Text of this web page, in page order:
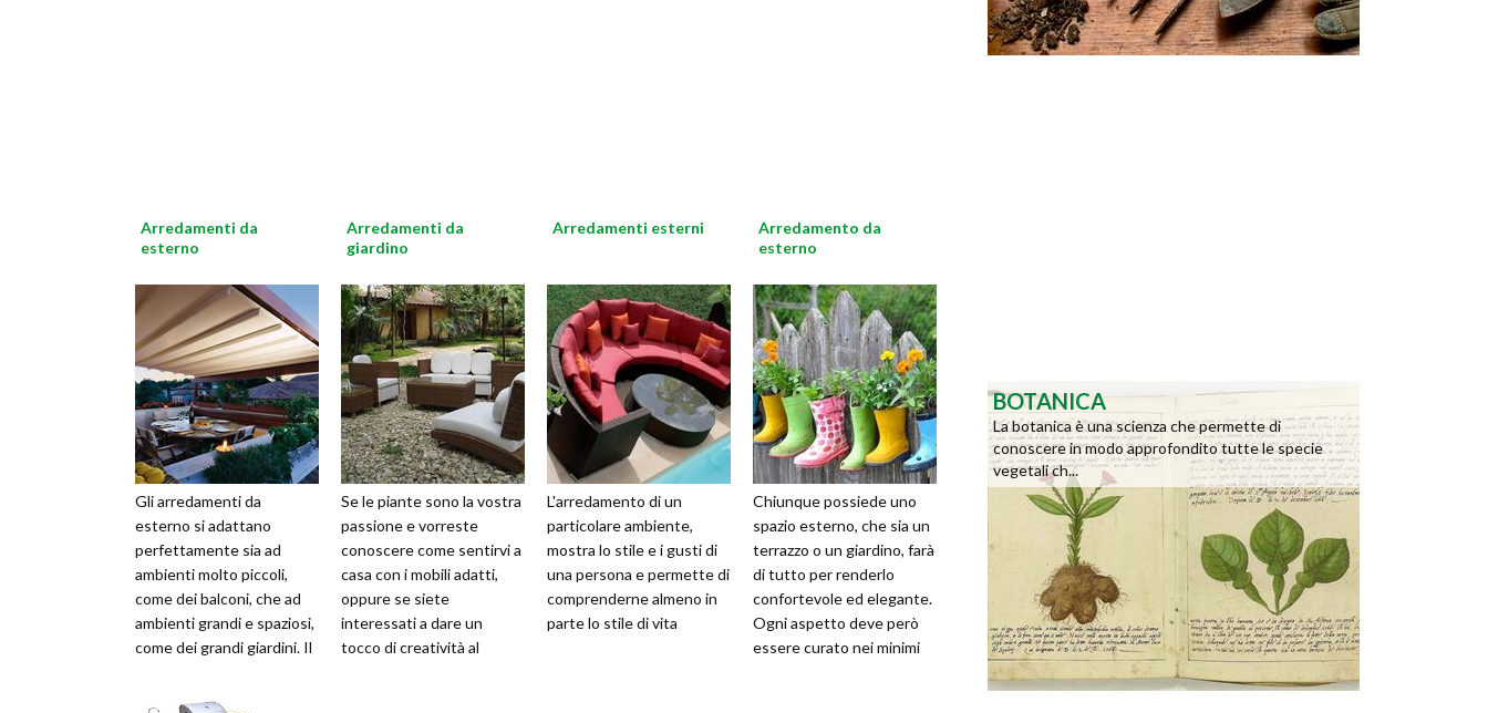
Arredamenti da
esterno
Gli arredamenti da
esterno si adattano
perfettamente sia ad
ambienti molto piccoli,
come dei balconi, che ad
ambienti grandi e spaziosi,
come dei grandi giardini. Il
Arredamenti da
giardino
Se le piante sono la vostra
passione e vorreste
conoscere come sentirvi a
casa con i mobili adatti,
oppure se siete
interessati a dare un
tocco di creatività al
Arredamenti esterni
L'arredamento di un
particolare ambiente,
mostra lo stile e i gusti di
una persona e permette di
comprenderne almeno in
parte lo stile di vita
Arredamento da
esterno
Chiunque possiede uno
spazio esterno, che sia un
terrazzo o un giardino, farà
di tutto per renderlo
confortevole ed elegante.
Ogni aspetto deve però
essere curato nei minimi
BOTANICA
La botanica è una scienza che permette di
conoscere in modo approfondito tutte le specie
vegetali ch...